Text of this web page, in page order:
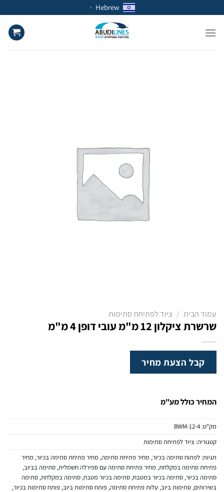
to
content
Hebrew
▼
עמוד הבית / ציוד לפתיחת סתימות
שרשרת ציקלון 12 מ"מ עובי דופן 4 מ"מ
קבל הצעת מחיר
המחיר כולל מע"מ
מק"ט: BWM-12-4
קטגוריה: ציוד לפתיחת סתימות
תגיות: לפתוח סתימה בכיור, מחיר פתיחת סתימה, מחיר פתיחת סתימה בכיור, מחיר
פתיחת סתימה במקלחת, מחיר פתיחת סתימה עם ספירלה חשמלית, סתימה בביוב,
סתימה בכיור, סתימה בכיור במטבח, סתימה בכיור מטבח, סתימה במקלחת, סתימה
בשירותים, סתימות ביוב, עלות פתיחת סתימה, פותח סתימות ביוב, פותח סתימות בכיור,